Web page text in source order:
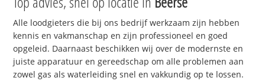
Alle loodgieters die bij ons bedrijf werkzaam zijn hebben
kennis en vakmanschap en zijn professioneel en goed
opgeleid. Daarnaast beschikken wij over de modernste en
juiste apparatuur en gereedschap om alle problemen aan
zowel gas als waterleiding snel en vakkundig op te lossen.